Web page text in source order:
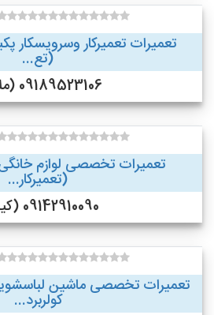
تعمیرات تعمیرکار وسرویسکار
(تع...
09189523106 (ملایر )
تعمیرات تخصصی لوازم خانگی
(تعمیرکار...
09142910090 (کیش)
تعمیرات تخصصی ماشین
کولربرد...